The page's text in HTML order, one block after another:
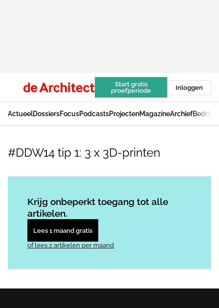
Start gratis
proefperiode
Inloggen
ActueelDossiersFocusPodcastsProjectenMagazineArchief
#DDW14 tip 1: 3 x 3D-printen
Krijg onbeperkt toegang tot alle
artikelen.
Lees 1 maand gratis
of lees 2 artikelen per maand